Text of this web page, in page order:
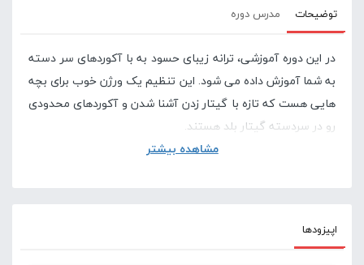
توضیحات مدرس دوره
در این دوره آموزشی، ترانه زیبای حسود به با آکوردهای سر دسته
به شما آموزش داده می شود. این تنظیم یک ورژن خوب برای بچه
هایی هست که تازه با گیتار زدن آشنا شدن و آکوردهای محدودی
رو در سردسته گیتار بلد هستند.
می کنیم دوره های پایه ای گیتار در سایت لامینور را
مشاهده کنید .
مشاهده بیشتر
اپیزودها